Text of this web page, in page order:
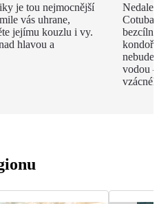
je tou nejmocnější
vás uhrane,
jejímu kouzlu i vy.
hlavou a
vodou